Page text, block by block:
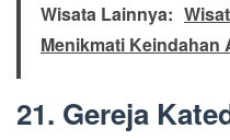
Wisata Lainnya:
Menikmati Keindahan
21. Gereja